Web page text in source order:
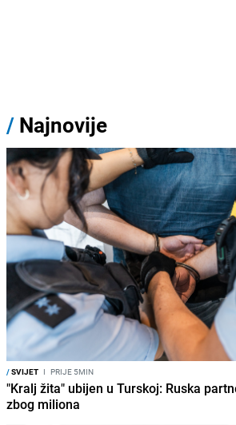
/ Najnovije
/SVIJET I PRIJE 5MIN
"Kralj žita" ubijen u Turskoj: Ruska
zbog miliona